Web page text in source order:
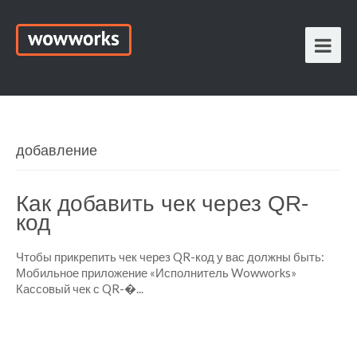
добавление
Как добавить чек через QR-
код
Чтобы прикрепить чек через QR-код у вас должны быть:
Мобильное приложение «Исполнитель Wowworks»
Кассовый чек с QR-�...